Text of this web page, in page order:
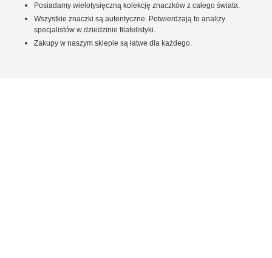
Posiadamy wielotysięczną kolekcję znaczków z całego świata.
Wszystkie znaczki są autentyczne. Potwierdzają to analizy
specjalistów w dziedzinie filatelistyki.
Zakupy w naszym sklepie są łatwe dla każdego.